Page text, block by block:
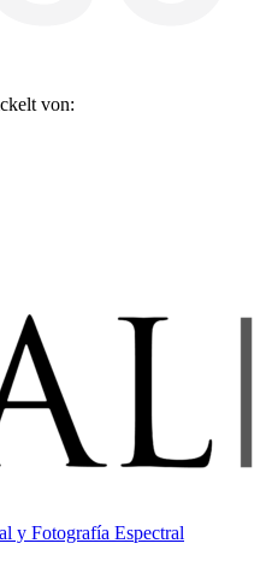
von:
y Fotografía Espectral